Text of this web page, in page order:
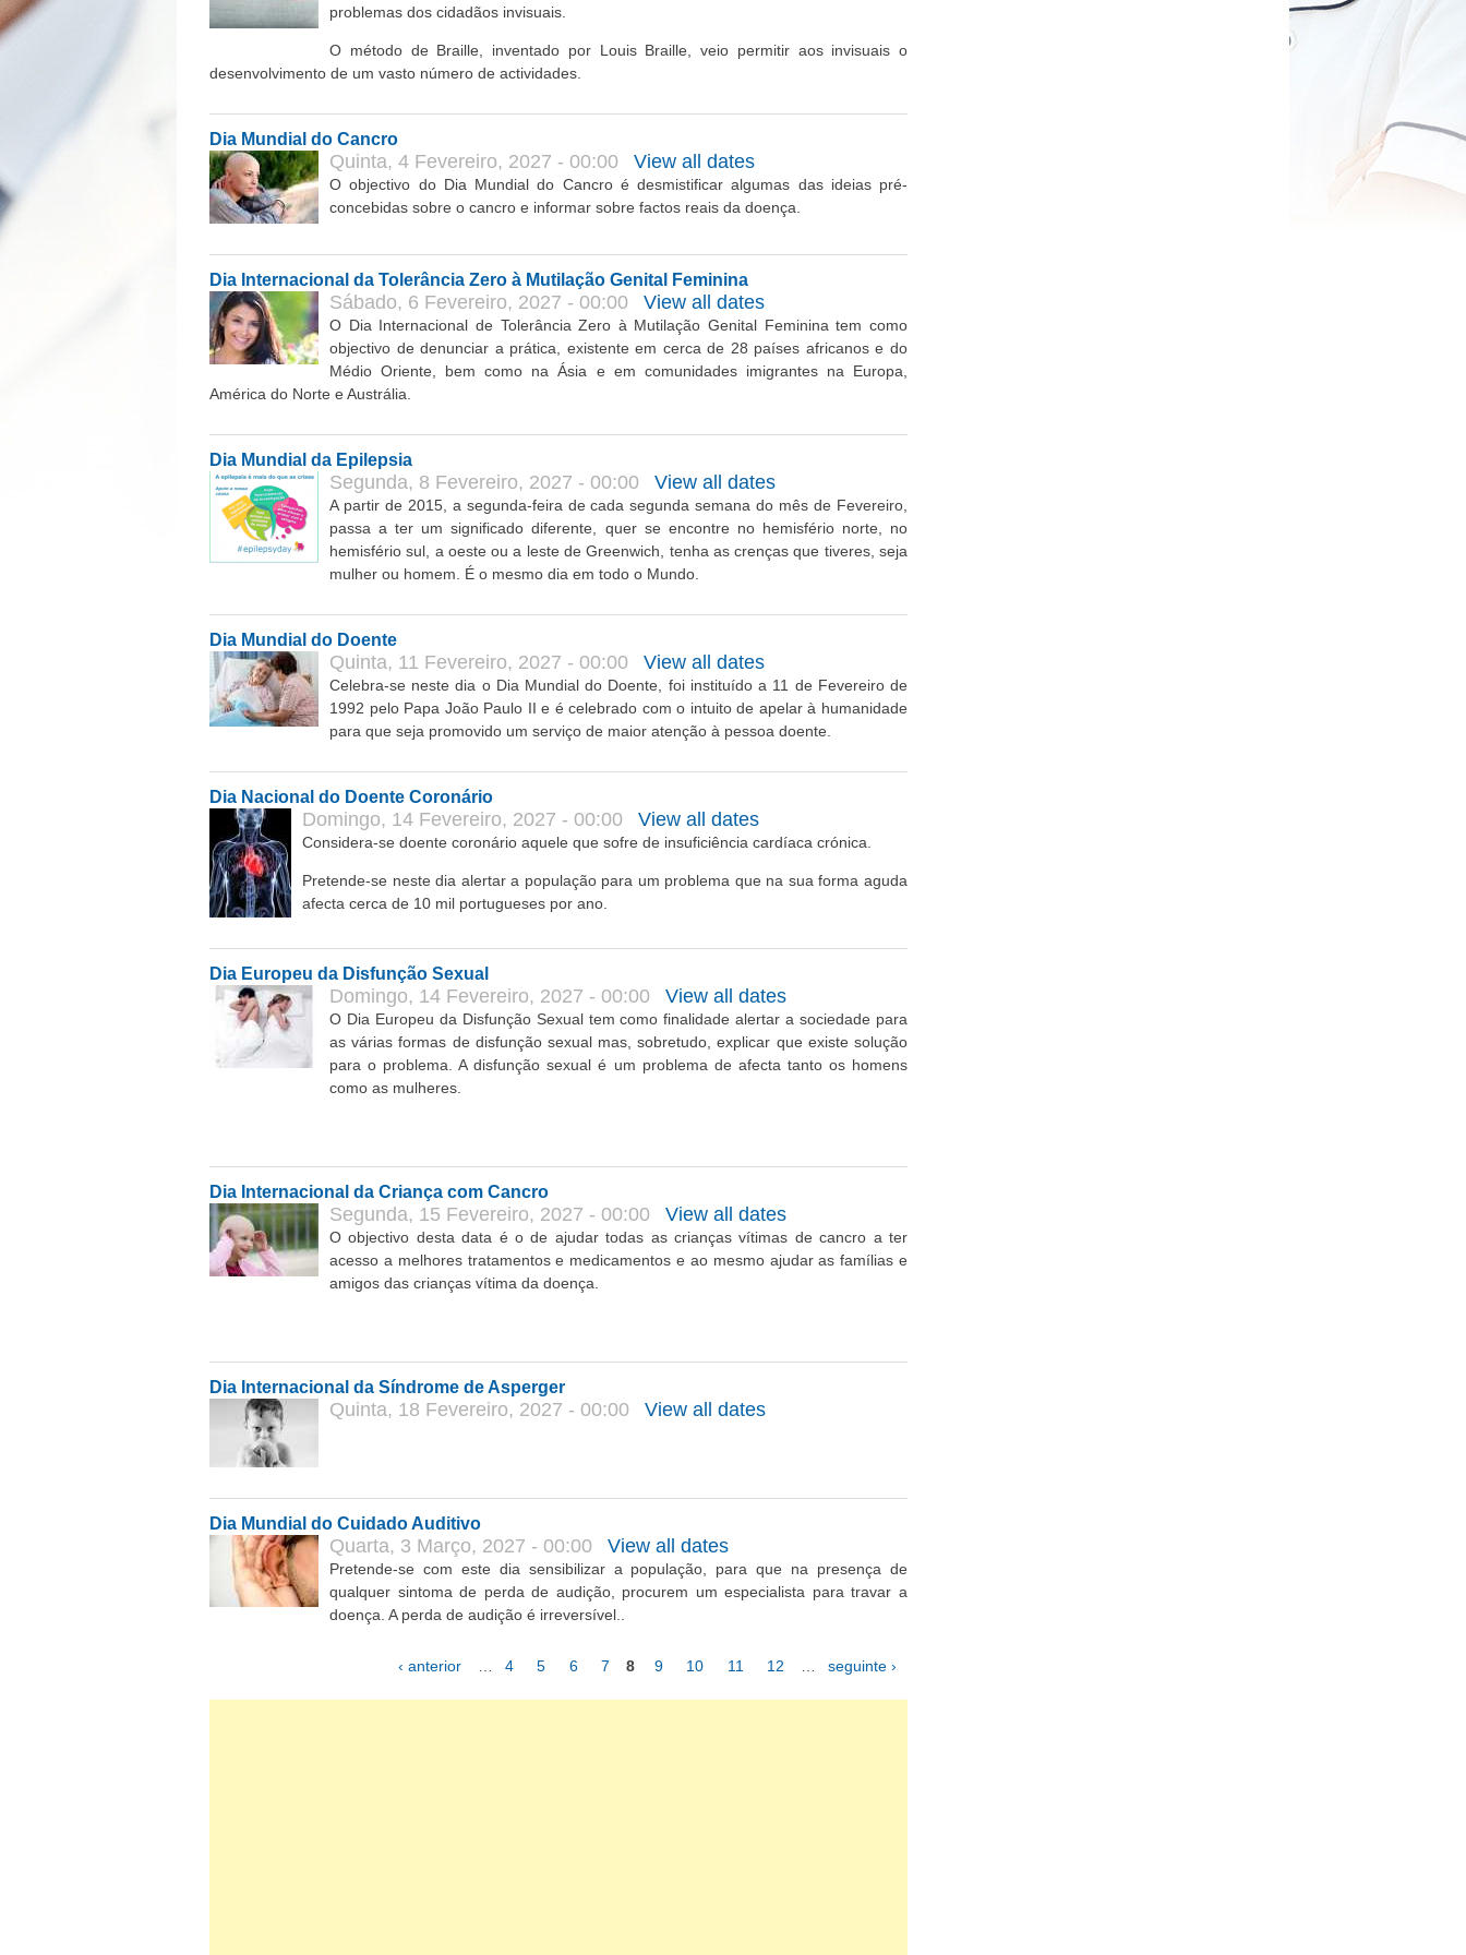
problemas dos cidadãos invisuais.
O método de Braille, inventado por Louis Braille, veio permitir aos invisuais o
desenvolvimento de um vasto número de actividades.
Dia Mundial do Cancro
Quinta, 4 Fevereiro, 2027 - 00:00 View all dates
O objectivo do Dia Mundial do Cancro é desmistificar algumas das ideias pré-
concebidas sobre o cancro e informar sobre factos reais da doença.
Dia Internacional da Tolerância Zero à Mutilação Genital Feminina
Sábado, 6 Fevereiro, 2027 - 00:00 View all dates
O Dia Internacional de Tolerância Zero à Mutilação Genital Feminina tem como
objectivo de denunciar a prática, existente em cerca de 28 países africanos e do
Médio Oriente, bem como na Ásia e em comunidades imigrantes na Europa,
América do Norte e Austrália.
Dia Mundial da Epilepsia
Segunda, 8 Fevereiro, 2027 - 00:00 View all dates
A partir de 2015, a segunda-feira de cada segunda semana do mês de Fevereiro,
passa a ter um significado diferente, quer se encontre no hemisfério norte, no
hemisfério sul, a oeste ou a leste de Greenwich, tenha as crenças que tiveres, seja
mulher ou homem. É o mesmo dia em todo o Mundo.
Dia Mundial do Doente
Quinta, 11 Fevereiro, 2027 - 00:00 View all dates
Celebra-se neste dia o Dia Mundial do Doente, foi instituído a 11 de Fevereiro de
1992 pelo Papa João Paulo II e é celebrado com o intuito de apelar à humanidade
para que seja promovido um serviço de maior atenção à pessoa doente.
Dia Nacional do Doente Coronário
Domingo, 14 Fevereiro, 2027 - 00:00 View all dates
Considera-se doente coronário aquele que sofre de insuficiência cardíaca crónica.
Pretende-se neste dia alertar a população para um problema que na sua forma aguda
afecta cerca de 10 mil portugueses por ano.
Dia Europeu da Disfunção Sexual
Domingo, 14 Fevereiro, 2027 - 00:00 View all dates
O Dia Europeu da Disfunção Sexual tem como finalidade alertar a sociedade para
as várias formas de disfunção sexual mas, sobretudo, explicar que existe solução
para o problema. A disfunção sexual é um problema de afecta tanto os homens
como as mulheres.
Dia Internacional da Criança com Cancro
Segunda, 15 Fevereiro, 2027 - 00:00 View all dates
O objectivo desta data é o de ajudar todas as crianças vítimas de cancro a ter
acesso a melhores tratamentos e medicamentos e ao mesmo ajudar as famílias e
amigos das crianças vítima da doença.
Dia Internacional da Síndrome de Asperger
Quinta, 18 Fevereiro, 2027 - 00:00 View all dates
Dia Mundial do Cuidado Auditivo
Quarta, 3 Março, 2027 - 00:00 View all dates
Pretende-se com este dia sensibilizar a população, para que na presença de
qualquer sintoma de perda de audição, procurem um especialista para travar a
doença. A perda de audição é irreversível..
‹ anterior 4 5 6 7 8 9 10 11 12 seguinte ›